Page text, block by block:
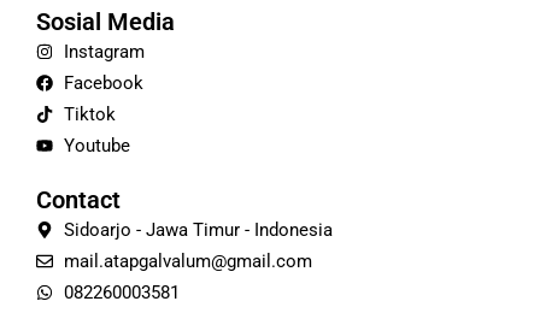
Sosial Media
Instagram
Facebook
Tiktok
Youtube
Contact
Sidoarjo - Jawa Timur - Indonesia
mail.atapgalvalum@gmail.com
082260003581